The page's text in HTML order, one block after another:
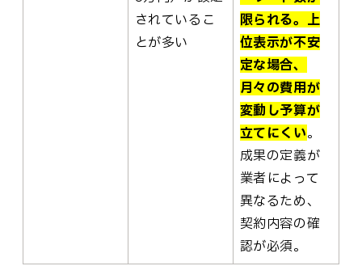
されているこ
とが多い
限られる。上
位表示が不安
定な場合、
月々の費用が
変動し予算が
立てにくい。
成果の定義が
業者によって
異なるため、
契約内容の確
認が必須。